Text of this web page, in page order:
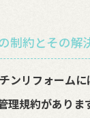
制約とその解
ンリフォーム
理規約がありま